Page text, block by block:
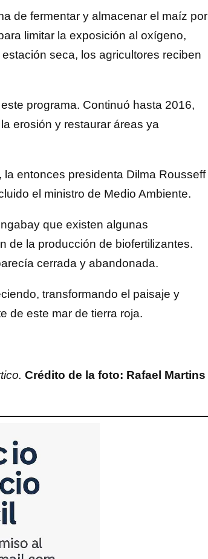
de fermentar y almacenar el maíz por
limitar la exposición al oxígeno,
seca, los agricultores reciben
programa. Continuó hasta 2016,
erosión y restaurar áreas ya
entonces presidenta Dilma Rousseff
el ministro de Medio Ambiente.
que existen algunas
de la producción de biofertilizantes.
cerrada y abandonada.
transformando el paisaje y
de este mar de tierra roja.
Crédito de la foto: Rafael Martins